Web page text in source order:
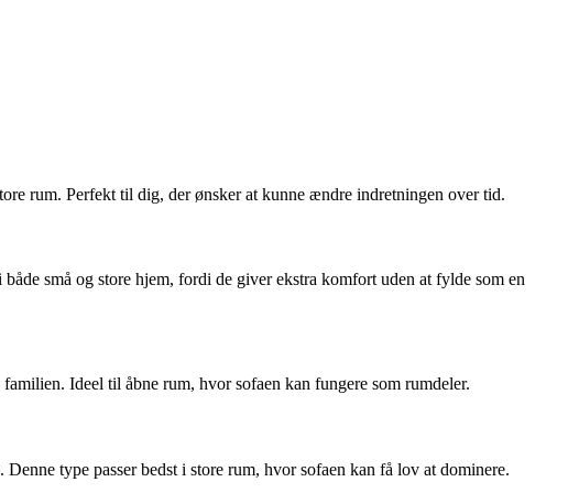
rum. Perfekt til dig, der ønsker at kunne ændre indretningen over tid.
små og store hjem, fordi de giver ekstra komfort uden at fylde som en
Ideel til åbne rum, hvor sofaen kan fungere som rumdeler.
type passer bedst i store rum, hvor sofaen kan få lov at dominere.